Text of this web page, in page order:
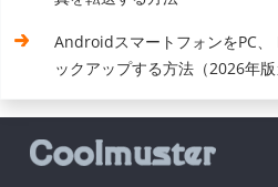
AndroidスマートフォンをPC
ックアップする方法（2026年版